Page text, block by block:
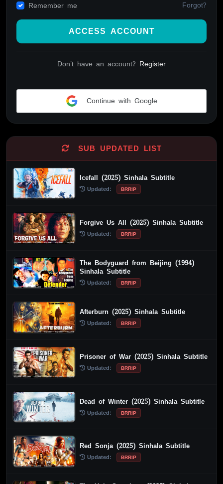
Remember me Forgot?
ACCESS ACCOUNT
Don't have an account? Register
Continue with Google
SUB UPDATED LIST
Icefall (2025) Sinhala Subtitle
Updated: BRRIP
Forgive Us All (2025) Sinhala Subtitle
Updated: BRRIP
The Bodyguard from Beijing (1994)
Sinhala Subtitle
Updated: BRRIP
Afterburn (2025) Sinhala Subtitle
Updated: BRRIP
Prisoner of War (2025) Sinhala Subtitle
Updated: BRRIP
Dead of Winter (2025) Sinhala Subtitle
Updated: BRRIP
Red Sonja (2025) Sinhala Subtitle
Updated: BRRIP